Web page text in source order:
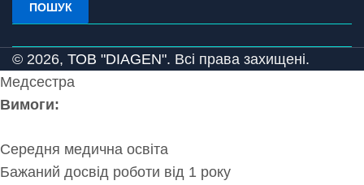
ПОШУК
© 2026, ТОВ "DIAGEN". Всі права захищені.
Медсестра
Вимоги:
Середня медична освіта
Бажаний досвід роботи від 1 року